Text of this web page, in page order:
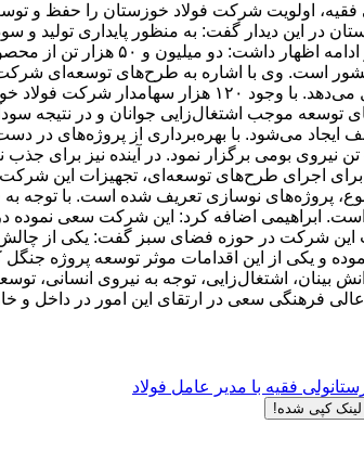
فقیه، اولویت شرکت فولاد خوزستان را حفظ و
در این دیدار گفت: به منظور پایداری
پروژه‌های نوسازی تعریف شده است. با توجه
این شرکت در حوزه فضای سبز گفت: یکی از
بینان، اشتغال‌زایی، توجه به نیروی
فرهنگی سعی در ارتقای این امور در داخل و
ولی فقیه با مدیر عامل فولاد
لینک کپی شده!